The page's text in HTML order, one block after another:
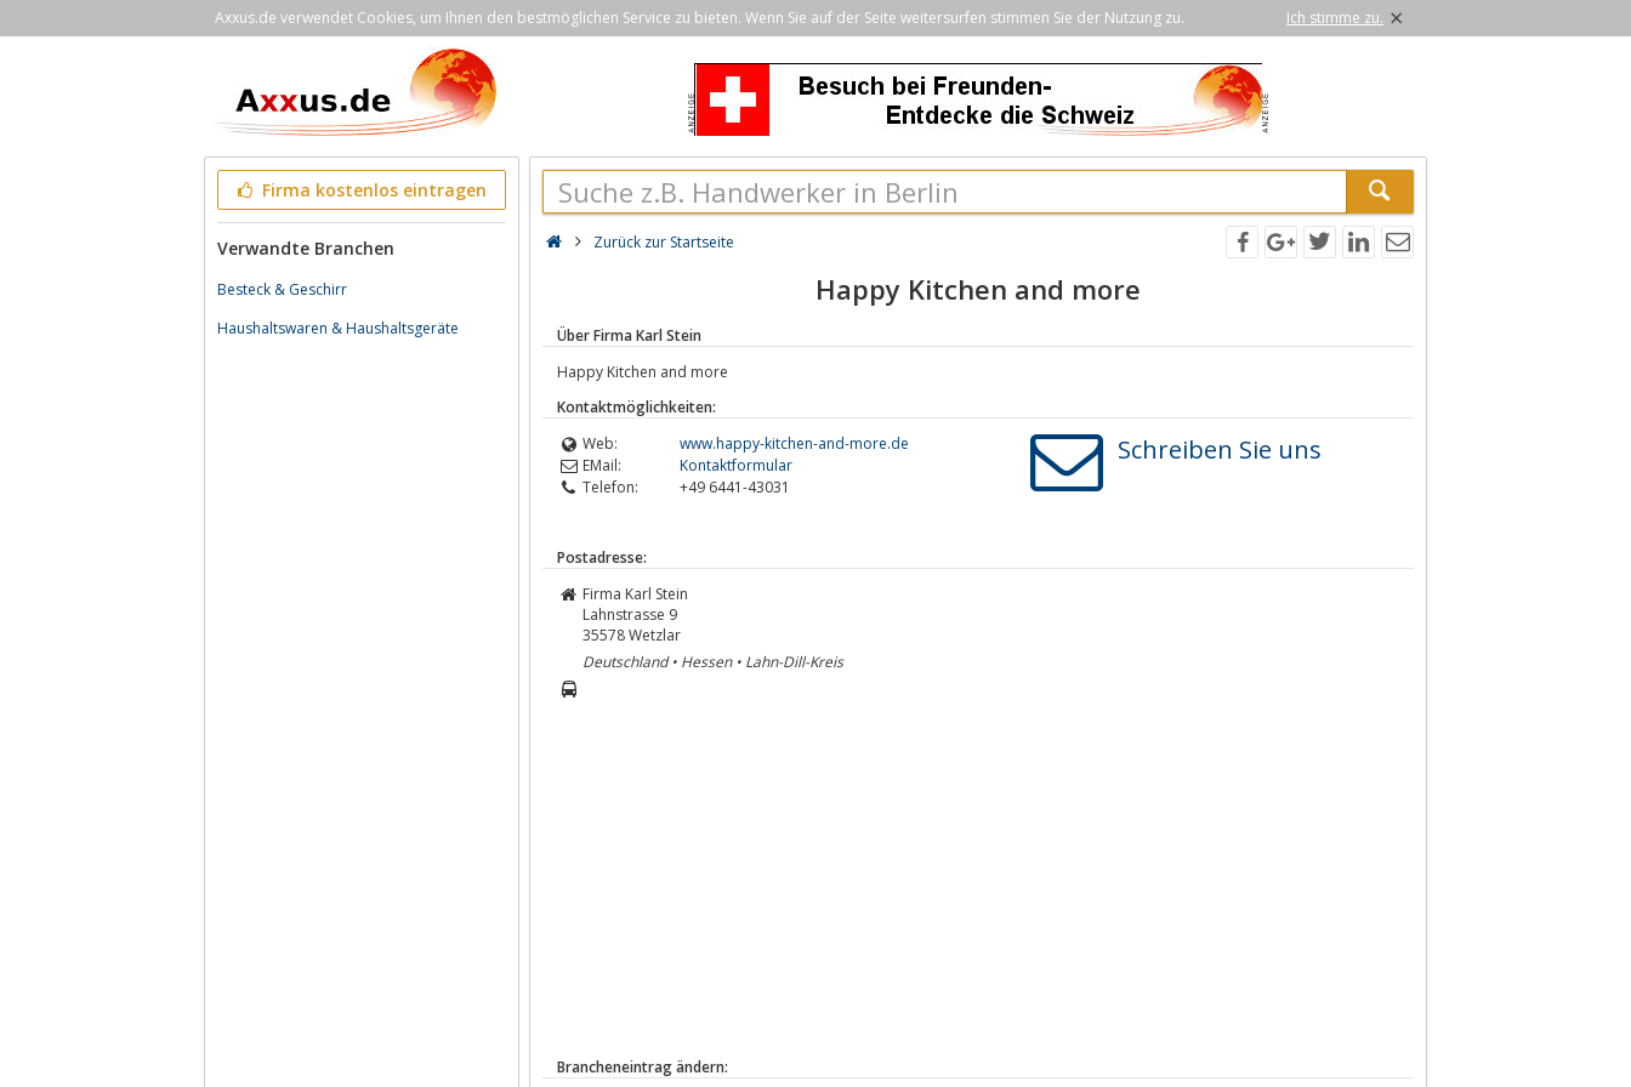
Axxus.de verwendet Cookies, um Ihnen den bestmöglichen Service zu bieten. Wenn Sie auf der Seite weitersurfen stimmen Sie der Nutzung zu. Ich stimme zu. ×
Firma kostenlos eintragen
Verwandte Branchen
Besteck & Geschirr
Haushaltswaren & Haushaltsgeräte
Zurück zur Startseite
Happy Kitchen and more
Über Firma Karl Stein
Happy Kitchen and more
Kontaktmöglichkeiten:
Web:
www.happy-kitchen-and-more.de
EMail:
Kontaktformular
Telefon:
+49 6441-43031
Schreiben Sie uns
Postadresse:
Firma Karl Stein
Lahnstrasse 9
35578Wetzlar
Deutschland • Hessen • Lahn-Dill-Kreis
Brancheneintrag ändern: